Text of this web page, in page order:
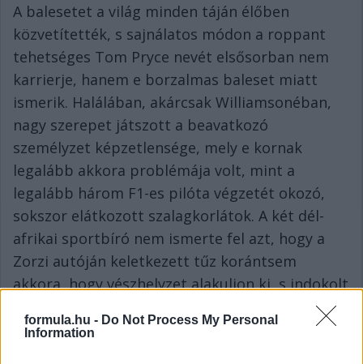
formula.hu - Do Not Process My Personal
Information
A balesetet a világ minden táján élőben
közvetítették, s sajnálatos módon a roppant
tehetséges Tom Pryce nevét elsősorban nem
karrierje, hanem e borzalmas baleset miatt
ismerik. Halálában, akárcsak Williamsonéban,
nagy szerepet játszott a beavatkozó
személyzet képzetlensége, mely e kornak
legalább akkora problémája volt, mint a
legalább három F1-es pilóta végzetét okozó,
sokszor elátkozott szalagkorlátok. A két dél-
afrikai sportbíró nem ismerte fel azt, hogy a
Zorzi autóján keletkezett tűz korántsem
akkora, hogy vészhelyzet alakuljon ki, s indokolt
legyen verseny közben átrohanniuk a pályán, s
ráadásul mindezt engedély nélkül,